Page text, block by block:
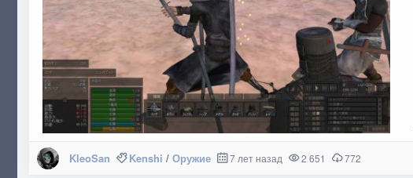
KleoSan Kenshi / Оружие 7 лет назад 2 651 772